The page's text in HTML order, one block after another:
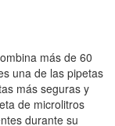
más de 60
una de las pipetas
más seguras y
de microlitros
durante su